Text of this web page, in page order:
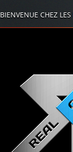
BIENVENUE CHEZ LES